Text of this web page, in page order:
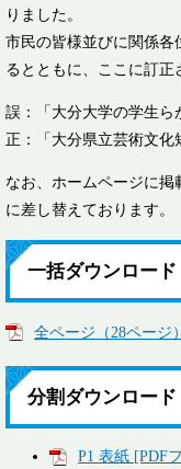
りました。
市民の皆様並びに関係各
るとともに、ここに訂正
誤：「大分大学の学生ら
正：「大分県立芸術文化
なお、ホームページに掲
に差し替えております。
一括ダウンロード
全ページ（28ページ
分割ダウンロード
P1 表紙 [PDF